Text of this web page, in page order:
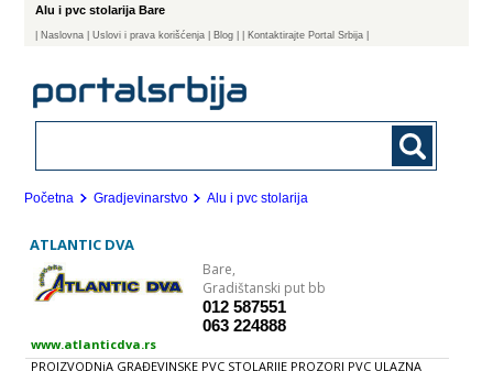
Alu i pvc stolarija Bare
Naslovna | Uslovi i prava korišćenja Blog | Kontaktirajte Portal Srbija |
Početna Gradjevinarstvo Alu i pvc stolarija
ATLANTIC DVA
Bare,
Gradištanski put bb
012 587551
063 224888
www.atlanticdva.rs
PROIZVODNjA GRAĐEVINSKE PVC STOLARIJE PROZORI PVC ULAZNA